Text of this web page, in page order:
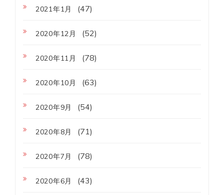
2021年1月 (47)
2020年12月 (52)
2020年11月 (78)
2020年10月 (63)
2020年9月 (54)
2020年8月 (71)
2020年7月 (78)
2020年6月 (43)